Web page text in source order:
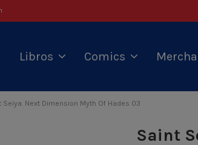
Libros Comics
Seiya. Next Dimension Myth Of Hades 03
Saint